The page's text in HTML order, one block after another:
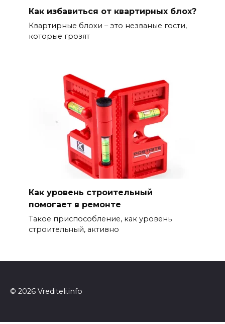
Как избавиться от квартирных блох?
Квартирные блохи – это незваные гости,
которые грозят
Как уровень строительный
помогает в ремонте
Такое приспособление, как уровень
строительный, активно
© 2026 Vrediteli.info